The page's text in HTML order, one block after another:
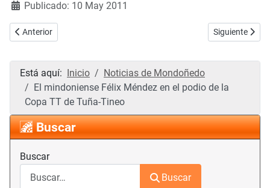
Publicado: 10 May 2011
Artículo anterior: Alfonso Rueda visitó a los voluntarios de
Anterior Artículo
Siguiente
Está aquí: Inicio
Noticias de Mondoñedo
El mindoniense Félix Méndez en el podio de la
Copa TT de Tuña-Tineo
Buscar
Buscar
Buscar